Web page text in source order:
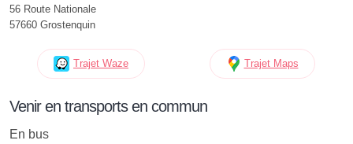
56 Route Nationale
57660 Grostenquin
Trajet Waze Trajet Maps
Venir en transports en commun
En bus